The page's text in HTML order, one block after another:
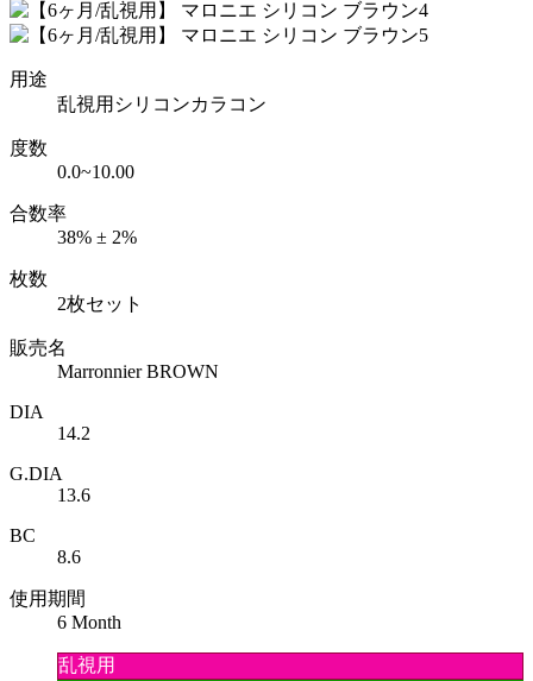
用途
乱視用シリコンカラコン
度数
0.0~10.00
合数率
38% ± 2%
枚数
2枚セット
販売名
Marronnier BROWN
DIA
14.2
G.DIA
13.6
BC
8.6
使用期間
6 Month
乱視用